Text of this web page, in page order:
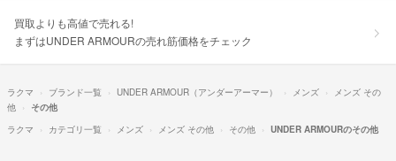
買取よりも高値で売れる!
まずはUNDER ARMOURの売れ筋価格をチェック
ラクマ ブランド一覧 UNDER ARMOUR（アンダーアーマー） メンズ
メンズ その
他
その他
ラクマ
カテゴリ一覧 メンズ メンズ その他 その他 UNDER ARMOURのその他